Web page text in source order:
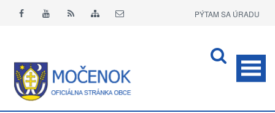
PÝTAM SA ÚRADU